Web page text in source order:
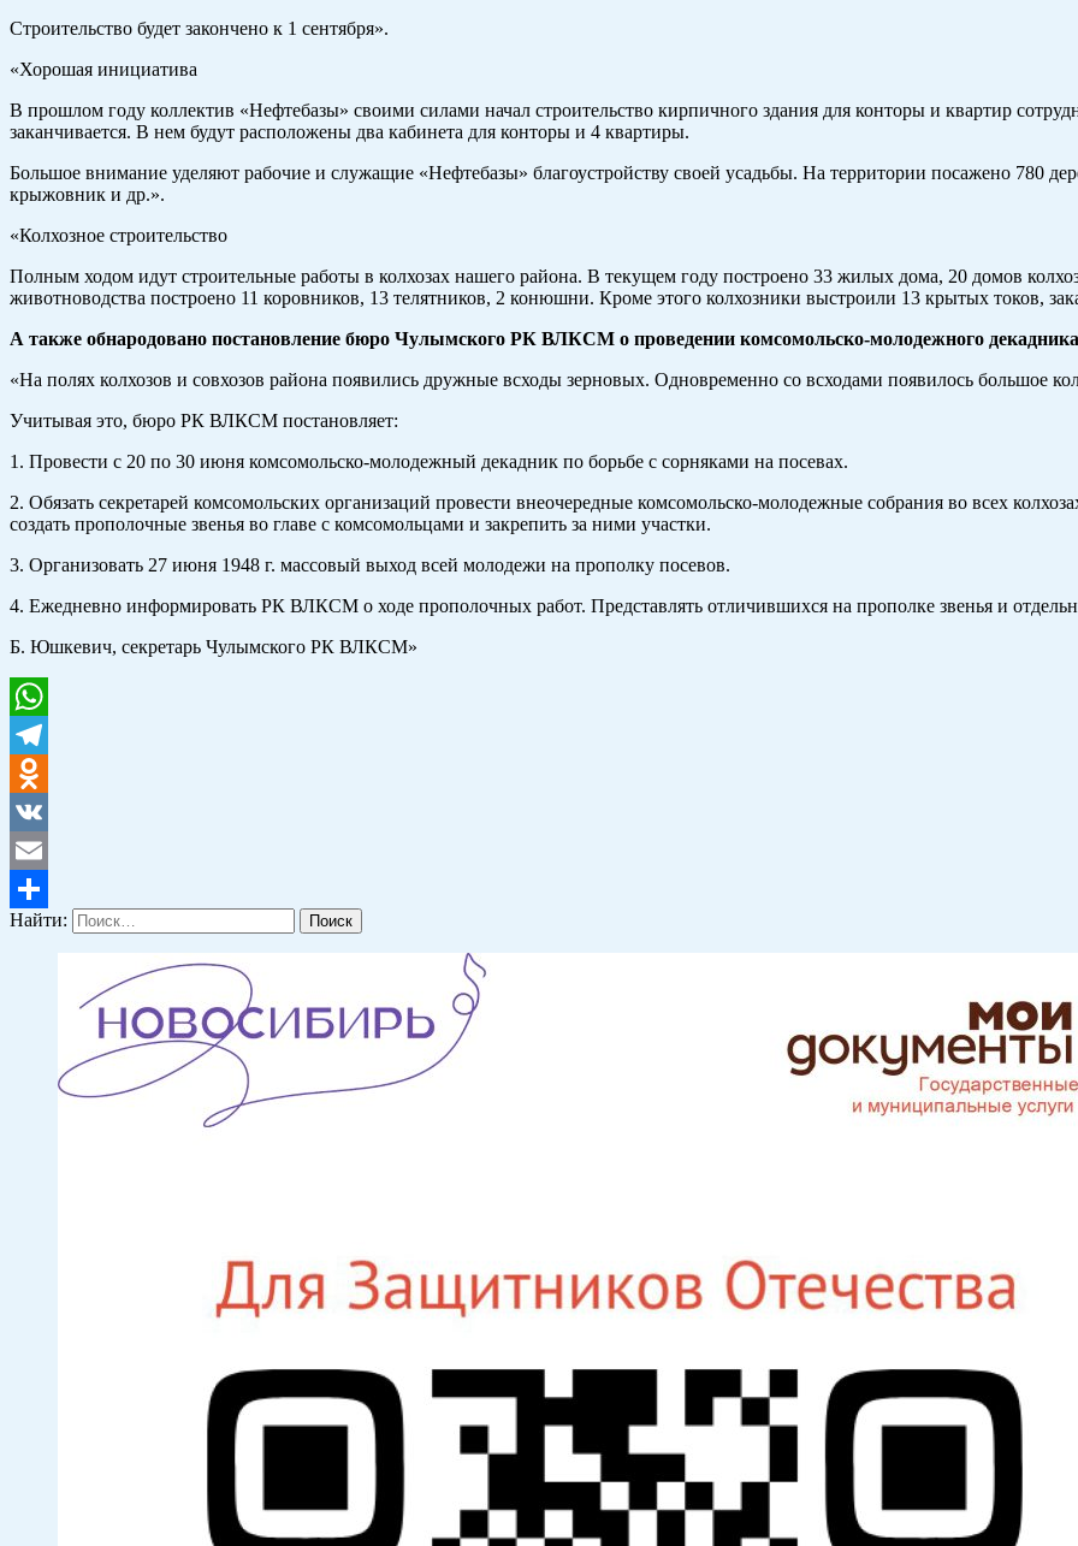
Строительство будет закончено к 1 сентября».
«Хорошая инициатива
В прошлом году коллектив «Нефтебазы» своими силами начал строительство кирпичного здания для конторы и квартир
заканчивается. В нем будут расположены два кабинета для конторы и 4 квартиры.
Большое внимание уделяют рабочие и служащие «Нефтебазы» благоустройству своей усадьбы. На территории посажено 780
крыжовник и др.».
«Колхозное строительство
Полным ходом идут строительные работы в колхозах нашего района. В текущем году построено 33 жилых дома, 20 домов
животноводства построено 11 коровников, 13 телятников, 2 конюшни. Кроме этого колхозники выстроили 13 крытых токов,
А также обнародовано постановление бюро Чулымского РК ВЛКСМ о проведении комсомольско-молодежного
«На полях колхозов и совхозов района появились дружные всходы зерновых. Одновременно со всходами появилось большое
Учитывая это, бюро РК ВЛКСМ постановляет:
1. Провести с 20 по 30 июня комсомольско-молодежный декадник по борьбе с сорняками на посевах.
2. Обязать секретарей комсомольских организаций провести внеочередные комсомольско-молодежные собрания во всех
создать прополочные звенья во главе с комсомольцами и закрепить за ними участки.
3. Организовать 27 июня 1948 г. массовый выход всей молодежи на прополку посевов.
4. Ежедневно информировать РК ВЛКСМ о ходе прополочных работ. Представлять отличившихся на прополке звенья и
Б. Юшкевич, секретарь Чулымского РК ВЛКСМ»
WhatsApp
Telegram
Odnoklassniki
VK
Email
Отправить
Найти: